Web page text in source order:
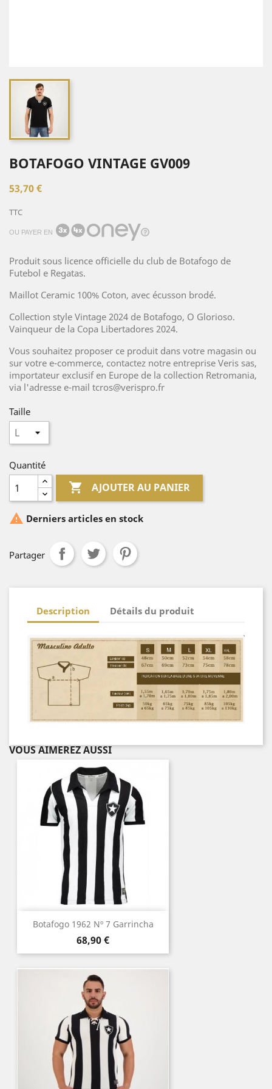
BOTAFOGO VINTAGE GV009
53,70 €
TTC
OU PAYER EN
Produit sous licence officielle du club de Botafogo de
Futebol e Regatas.
Maillot Ceramic 100% Coton, avec écusson brodé.
Collection style Vintage 2024 de Botafogo, O Glorioso.
Vainqueur de la Copa Libertadores 2024.
Vous souhaitez proposer ce produit dans votre magasin ou
sur votre e-commerce, contactez notre entreprise Veris sas,
importateur exclusif en Europe de la collection Retromania,
via l'adresse e-mail tcros@verispro.fr
Taille
Quantité
 AJOUTER AU PANIER
 Derniers articles en stock
Partager
Description Détails du produit
VOUS AIMEREZ AUSSI
Botafogo 1962 Nº 7 Garrincha
Prix
68,90 €